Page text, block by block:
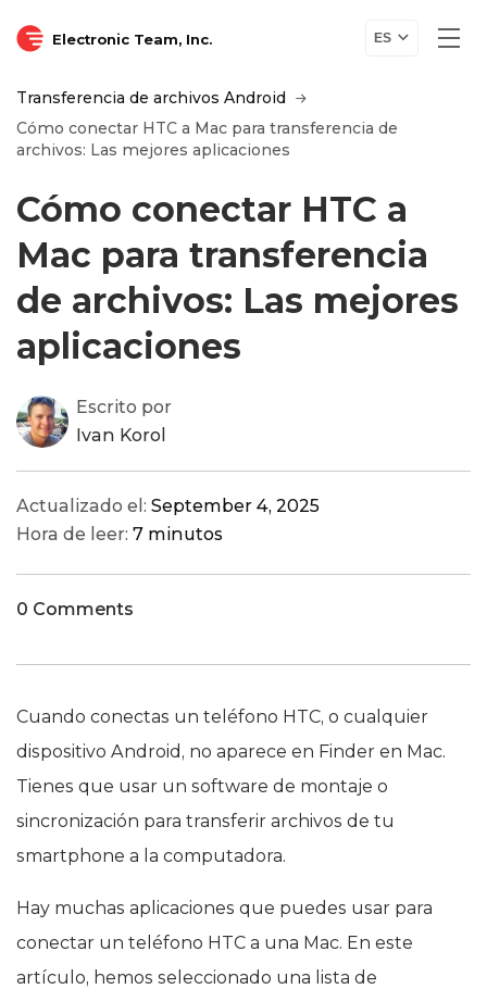
Electronic Team, Inc. ES
Transferencia de archivos Android
Cómo conectar HTC a Mac para transferencia de
archivos: Las mejores aplicaciones
Cómo conectar HTC a
Mac para transferencia
de archivos: Las mejores
aplicaciones
Escrito por
Ivan Korol
Actualizado el: September 4, 2025
Hora de leer: 7 minutos
0 Comments
Cuando conectas un teléfono HTC, o cualquier
dispositivo Android, no aparece en Finder en Mac.
Tienes que usar un software de montaje o
sincronización para transferir archivos de tu
smartphone a la computadora.
Hay muchas aplicaciones que puedes usar para
conectar un teléfono HTC a una Mac. En este
artículo, hemos seleccionado una lista de